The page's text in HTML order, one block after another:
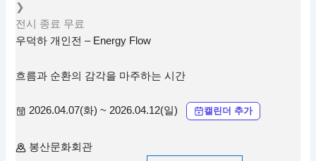
❯
전시 종료 무료
우덕하 개인전 – Energy Flow
흐름과 순환의 감각을 마주하는 시간
2026.04.07(화) ~ 2026.04.12(일) 캘린더 추가
봉산문화회관